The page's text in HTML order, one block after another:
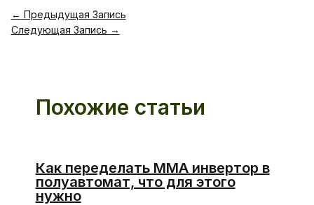
← Предыдущая Запись
Следующая Запись →
Похожие статьи
Как переделать ММА инвертор в
полуавтомат, что для этого
нужно